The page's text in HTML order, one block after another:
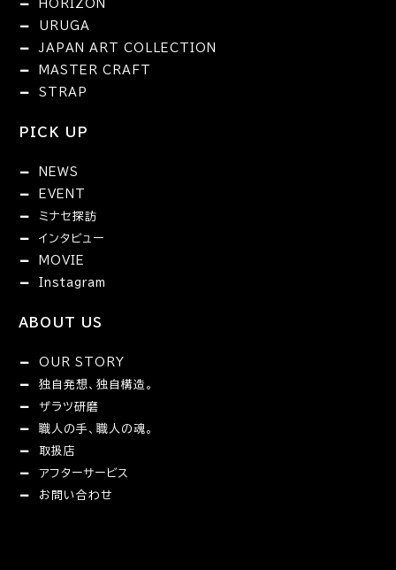
HORIZON
URUGA
JAPAN ART COLLECTION
MASTER CRAFT
STRAP
PICK UP
NEWS
EVENT
ミナセ探訪
インタビュー
MOVIE
Instagram
ABOUT US
OUR STORY
独自発想、独自構造。
ザラツ研磨
職人の手、職人の魂。
取扱店
アフターサービス
お問い合わせ